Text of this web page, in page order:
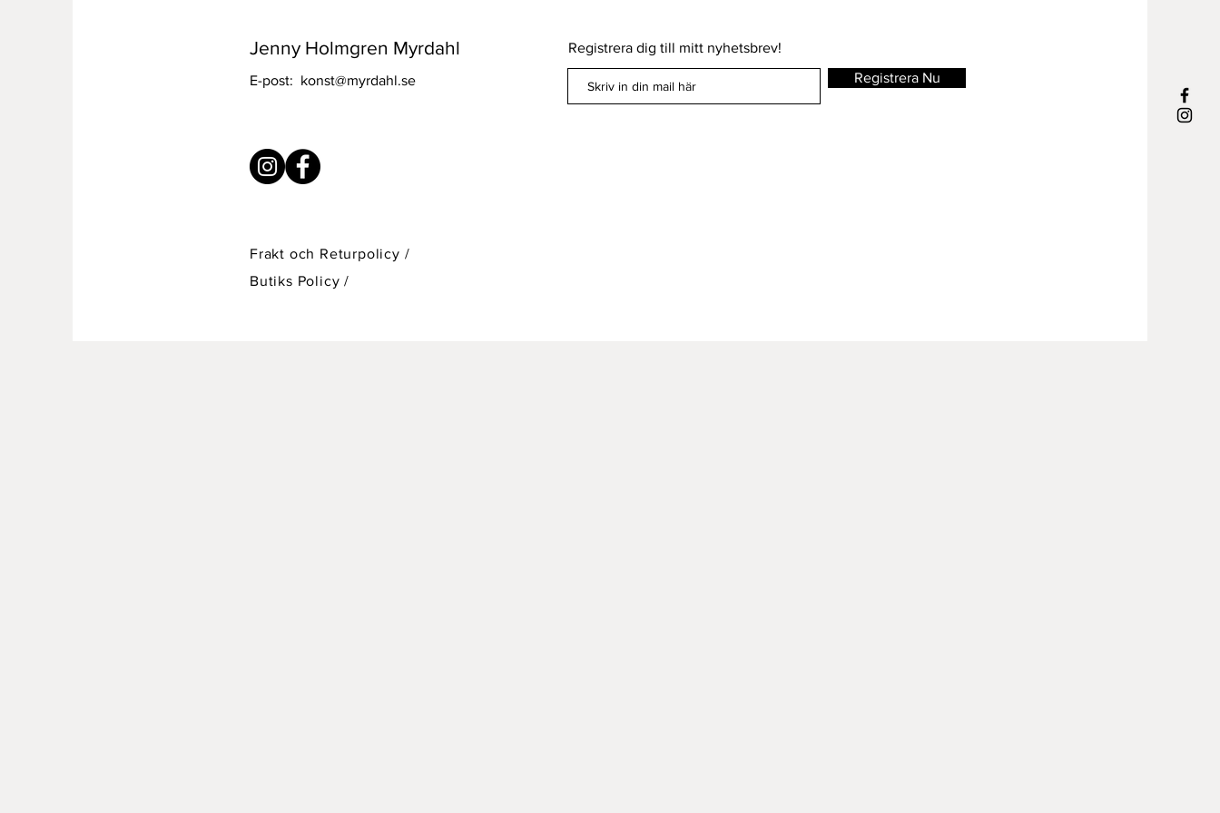
Jenny Holmgren Myrdahl
E-post: konst@myrdahl.se
Registrera dig till mitt nyhetsbrev!
Registrera Nu
Frakt och Returpolicy /
Butiks Policy/